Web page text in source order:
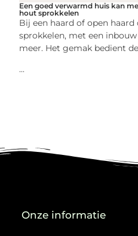
Een goed verwarmd huis kan
hout sprokkelen
Bij een haard of open
sprokkelen, met een
meer. Het gemak bedient
...
Onze informatie